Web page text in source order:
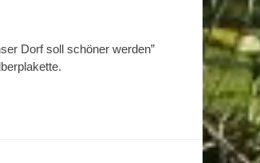
Dorf soll schöner werden”